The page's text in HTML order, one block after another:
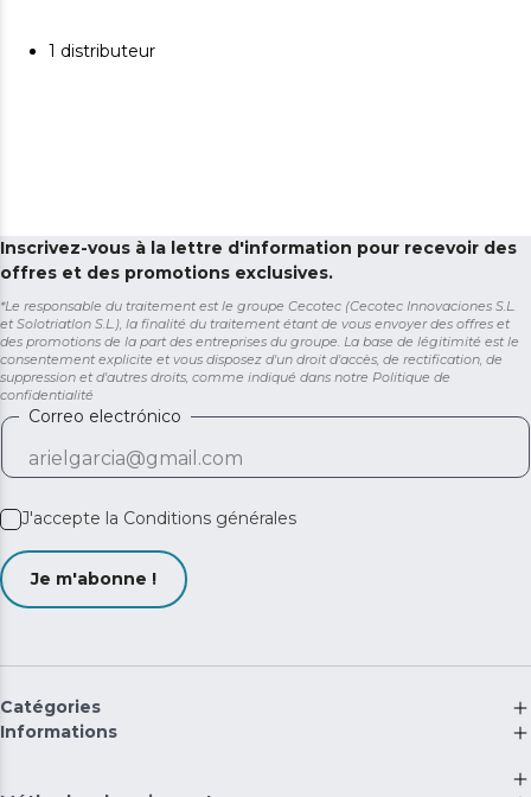
1 distributeur
Inscrivez-vous à la lettre d'information pour recevoir des
offres et des promotions exclusives.
*Le responsable du traitement est le groupe Cecotec (Cecotec Innovaciones S.L.
et Solotriatlon S.L.), la finalité du traitement étant de vous envoyer des offres et
des promotions de la part des entreprises du groupe. La base de légitimité est le
consentement explicite et vous disposez d'un droit d'accès, de rectification, de
suppression et d'autres droits, comme indiqué dans notre Politique de
confidentialité
Correo electrónico
J'accepte la Conditions générales
Je m'abonne !
Catégories
Informations